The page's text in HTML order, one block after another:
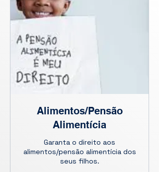
Alimentos/Pensão
Alimentícia
Garanta o direito aos
alimentos/pensão alimentícia dos
seus filhos.